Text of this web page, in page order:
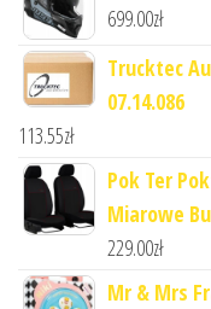
699.00zł
Trucktec
07.14.086
113.55zł
Pok Ter
Miarowe
229.00zł
Mr & Mrs